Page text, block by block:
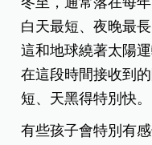
白天最短、夜晚最長
這和地球繞著太陽
在這段時間接收到
短、天黑得特別快。
有些孩子會特別有